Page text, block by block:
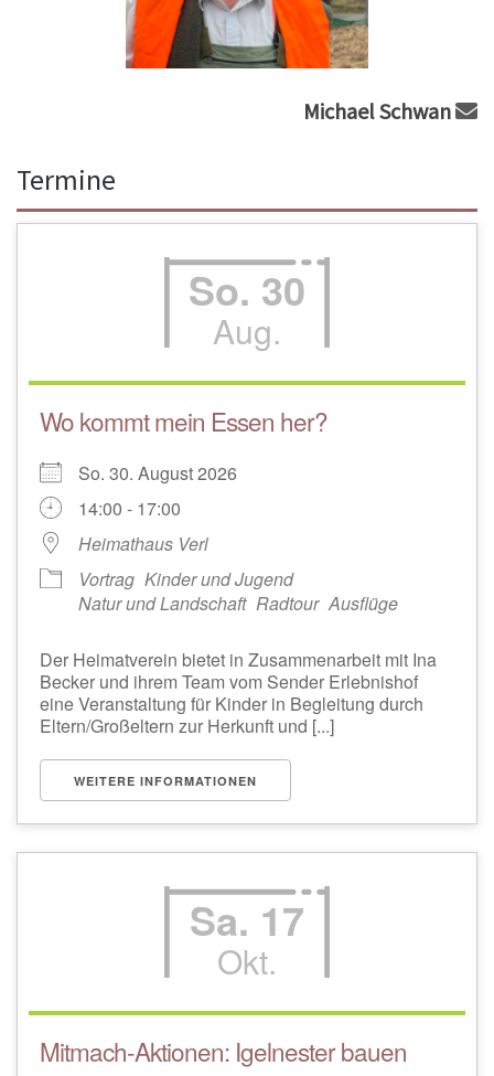
Michael Schwan
Termine
So. 30
Aug.
Wo kommt mein Essen her?
So. 30. August 2026
14:00 - 17:00
Heimathaus Verl
Vortrag Kinder und Jugend
Natur und Landschaft Radtour Ausflüge
Der Heimatverein bietet in Zusammenarbeit mit Ina
Becker und ihrem Team vom Sender Erlebnishof
eine Veranstaltung für Kinder in Begleitung durch
Eltern/Großeltern zur Herkunft und [...]
WEITERE INFORMATIONEN
Sa. 17
Okt.
Mitmach-Aktionen: Igelnester bauen